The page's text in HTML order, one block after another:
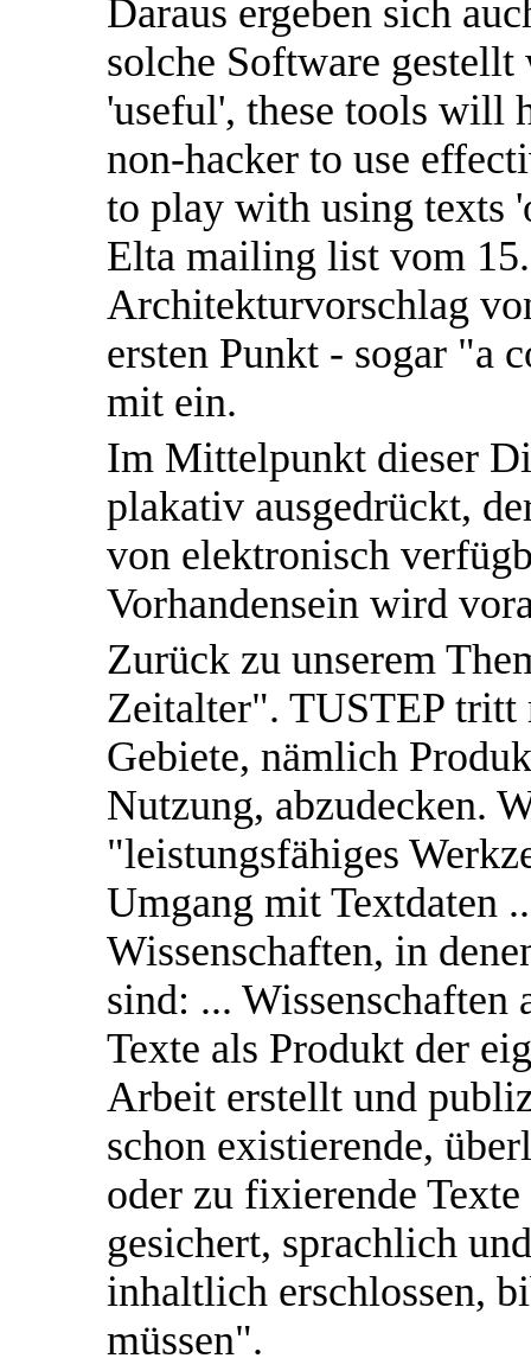
Daraus ergeben sich
solche Software
'useful', these tools will
non-hacker to use
to play with using texts
Elta mailing list vom
Architekturvorschlag
ersten Punkt - sogar "a
mit ein.
Im Mittelpunkt dieser
plakativ ausgedrückt,
von elektronisch
Vorhandensein wird
Zurück zu unserem
Zeitalter". TUSTEP tritt
Gebiete, nämlich
Nutzung, abzudecken.
"leistungsfähiges
Umgang mit Textdaten
Wissenschaften, in
sind: ... Wissenschaften
Texte als Produkt der
Arbeit erstellt und
schon existierende,
oder zu fixierende
gesichert, sprachlich
inhaltlich erschlossen,
müssen".